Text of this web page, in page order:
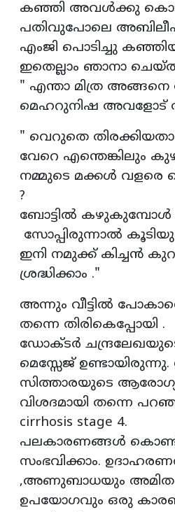
കഞ്ഞി അവൾക്കു
പതിവുപോലെ
എംജി പൊടിച്ചു
ഇതെല്ലാം ഞാനാ
" എന്താ മിത്ര അങ്ങനെ
മെഹറുനിഷ അവളോട്
" വെറുതെ
വേറെ എന്തെങ്കിലും
നമ്മുടെ മക്കൾ വളരെ
?
ബോട്ടിൽ കഴുകുമ്പോൾ
സോപ്പിരുന്നാൽ
ഇനി നമുക്ക് കിച്ചൻ
ശ്രദ്ധിക്കാം ."
അന്നും വീട്ടിൽ
തന്നെ തിരികെപ്പോയി .
ഡോക്ടർ
മെസ്സേജ്
സിത്താരയുടെ
വിശദമായി തന്നെ
cirrhosis stage 4.
പലകാരണങ്ങൾ
സംഭവിക്കാം.
,അണുബാധയും അമിത
ഉപയോഗവും ഒരു